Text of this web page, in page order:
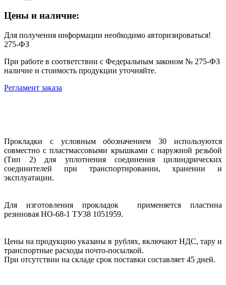
Цены и наличие:
Для получения информации необходимо авторизироваться!
275-ФЗ
При работе в соответствии с Федеральным законом № 275-ФЗ
наличие и стоимость продукции уточняйте.
Регламент заказа
Прокладки с условным обозначением 30 используются
совместно с пластмассовыми крышками с наружной резьбой
(Тип 2) для уплотнения соединения цилиндрических
соединителей при транспортировании, хранении и
эксплуатации.
Для изготовления прокладок применяется пластина
резиновая НО-68-1 ТУ38 1051959.
Цены на продукцию указаны в рублях, включают НДС, тару и
транспортные расходы почто-посылкой.
При отсутствии на складе срок поставки составляет 45 дней.